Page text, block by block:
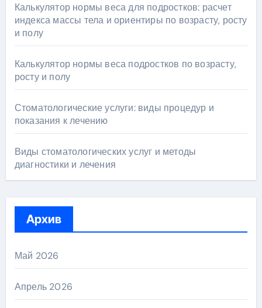
Калькулятор нормы веса для подростков: расчет
индекса массы тела и ориентиры по возрасту, росту
и полу
Калькулятор нормы веса подростков по возрасту,
росту и полу
Стоматологические услуги: виды процедур и
показания к лечению
Виды стоматологических услуг и методы
диагностики и лечения
Архив
Май 2026
Апрель 2026